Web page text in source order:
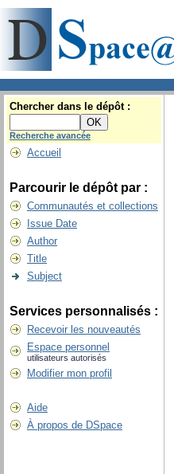
Chercher dans le dépôt :
Recherche avancée
Accueil
Parcourir le dépôt par :
Communautés et collections
Issue Date
Author
Title
Subject
Services personnalisés :
Recevoir les nouveautés
Espace personnel
utilisateurs autorisés
Modifier mon profil
Aide
À propos de DSpace